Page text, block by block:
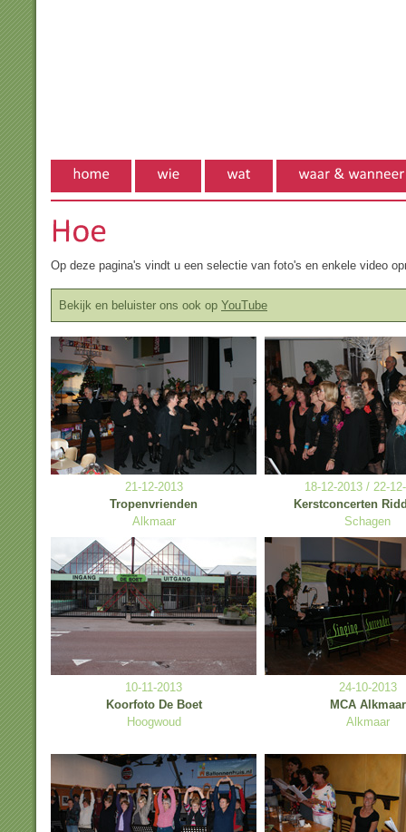
Op deze pagina's vindt u een selectie van foto's en enkele video
Bekijk en beluister ons ook op YouTube
21-12-2013
Tropenvrienden
Alkmaar
18-12-2013 / 22-
Kerstconcerten
Schagen
10-11-2013
Koorfoto De Boet
Hoogwoud
24-10-2013
MCA Alkmaar
Alkmaar